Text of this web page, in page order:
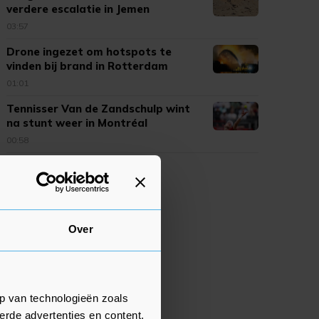
Over
van technologieën zoals
advertenties en content,
verdere escalatie in Jemen
03:57
Drone ingezet om hotspots te
vinden bij brand in Rotterdam
01:01
Tennisser Van de Zandschulp wint
na stunt weer in Montréal
00:58